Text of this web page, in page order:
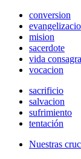
conversion
mision
sacerdote
vida
vocacion
sacrificio
salvacion
sufrimiento
tentación
Nuestras